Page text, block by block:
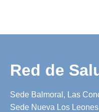
Red de
Sede Balmoral, Las
Sede Nueva Los